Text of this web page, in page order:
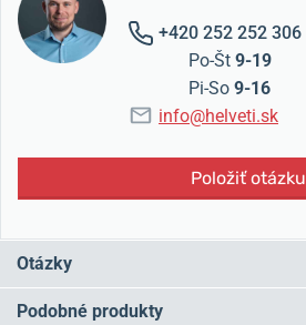
+420 252 252 306
Po-Št 9-19
Pi-So 9-16
info@helveti.sk
Položiť otázku
Otázky
Podobné produkty